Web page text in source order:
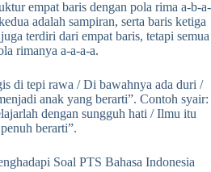
empat baris dengan pola rima a-b-a-
adalah sampiran, serta baris ketiga
terdiri dari empat baris, tetapi semua
rimanya a-a-a-a.
di tepi rawa / Di bawahnya ada duri /
anak yang berarti”. Contoh syair:
dengan sungguh hati / Ilmu itu
berarti”.
Soal PTS Bahasa Indonesia